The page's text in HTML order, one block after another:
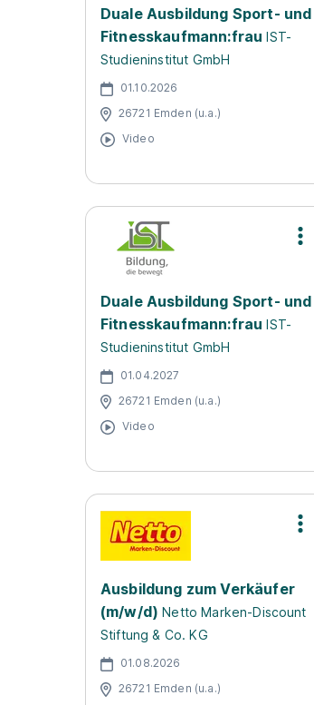
Duale Ausbildung Sport- und
Fitnesskaufmann:frau IST-
Studieninstitut GmbH
01.10.2026
26721 Emden (u.a.)
Video
Duale Ausbildung Sport- und
Fitnesskaufmann:frau IST-
Studieninstitut GmbH
01.04.2027
26721 Emden (u.a.)
Video
Ausbildung zum Verkäufer
(m/w/d) Netto Marken-Discount
Stiftung & Co. KG
01.08.2026
26721 Emden (u.a.)